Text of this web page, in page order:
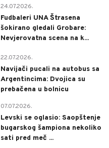
24.07.2026.
Fudbaleri UNA Štrasena
šokirano gledali Grobare:
Nevjerovatna scena na k...
22.07.2026.
Navijači pucali na autobus sa
Argentincima: Dvojica su
prebačena u bolnicu
07.07.2026.
Levski se oglasio: Saopštenje
bugarskog šampiona nekoliko
sati pred meč ...